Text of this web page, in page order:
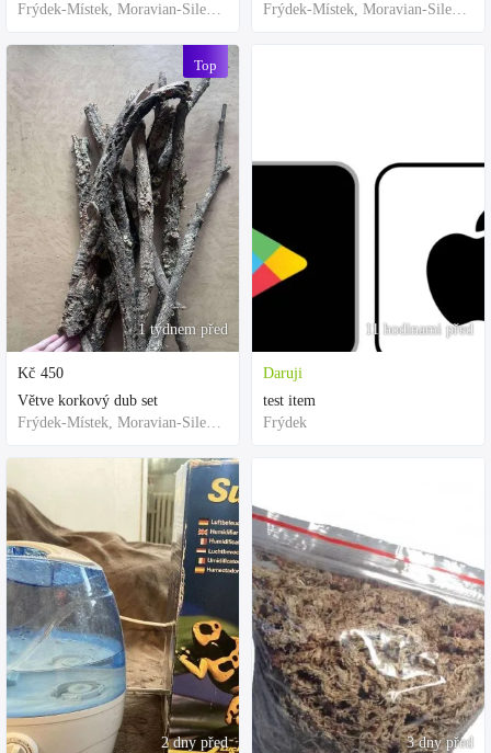
Frýdek-Místek, Moravian-Silesian Region,Others
1 týdnem před
Top
Kč 450
Větve korkový dub set
Frýdek-Místek, Moravian-Silesian Region,Others
2 dny před
Frýdek-Místek, Moravian-Silesian Region,Others
11 hodinami před
Daruji
test item
Frýdek
3 dny před